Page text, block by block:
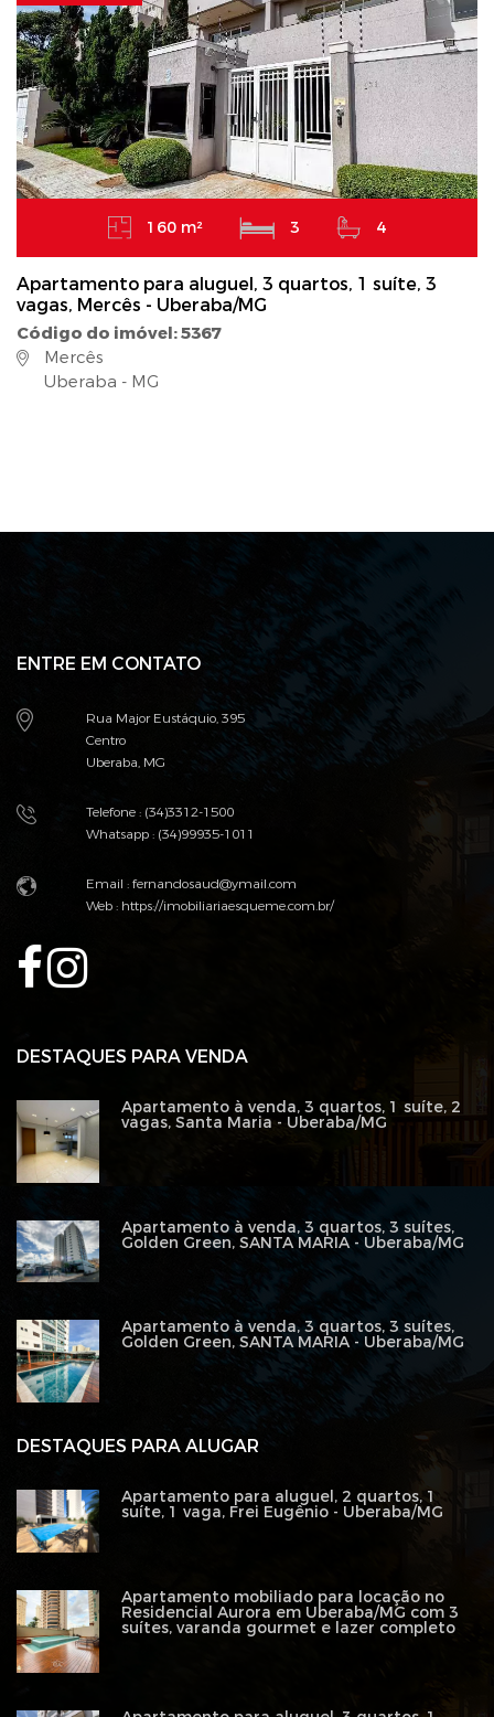
160 m² 3 4
Apartamento para aluguel, 3 quartos, 1 suíte, 3
vagas, Mercês - Uberaba/MG
Código do imóvel: 5367
Mercês
Uberaba - MG
ENTRE EM CONTATO
Rua Major Eustáquio, 395
Centro
Uberaba, MG
Telefone : (34)3312-1500
Whatsapp : (34)99935-1011
Email : fernandosaud@ymail.com
Web :https://imobiliariaesqueme.com.br/
DESTAQUES PARA ALUGAR
Apartamento para aluguel, 2 quartos, 1
suíte, 1 vaga, Frei Eugênio - Uberaba/MG
Apartamento mobiliado para locação no
Residencial Aurora em Uberaba/MG com 3
suítes, varanda gourmet e lazer completo
DESTAQUES PARA VENDA
Apartamento à venda, 3 quartos, 1 suíte, 2
vagas, Santa Maria - Uberaba/MG
Apartamento à venda, 3 quartos, 3 suítes,
Golden Green, SANTA MARIA - Uberaba/MG
Apartamento à venda, 3 quartos, 3 suítes,
Golden Green, SANTA MARIA - Uberaba/MG